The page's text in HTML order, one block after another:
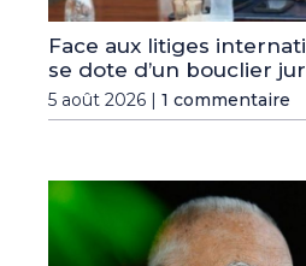
Face aux litiges
se dote d’un bouclier
5 août 2026 | 1 commentaire